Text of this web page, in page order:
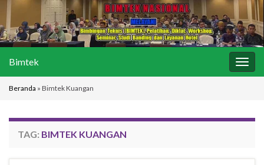
Bimtek
Beranda » Bimtek Kuangan
TAG: BIMTEK KUANGAN